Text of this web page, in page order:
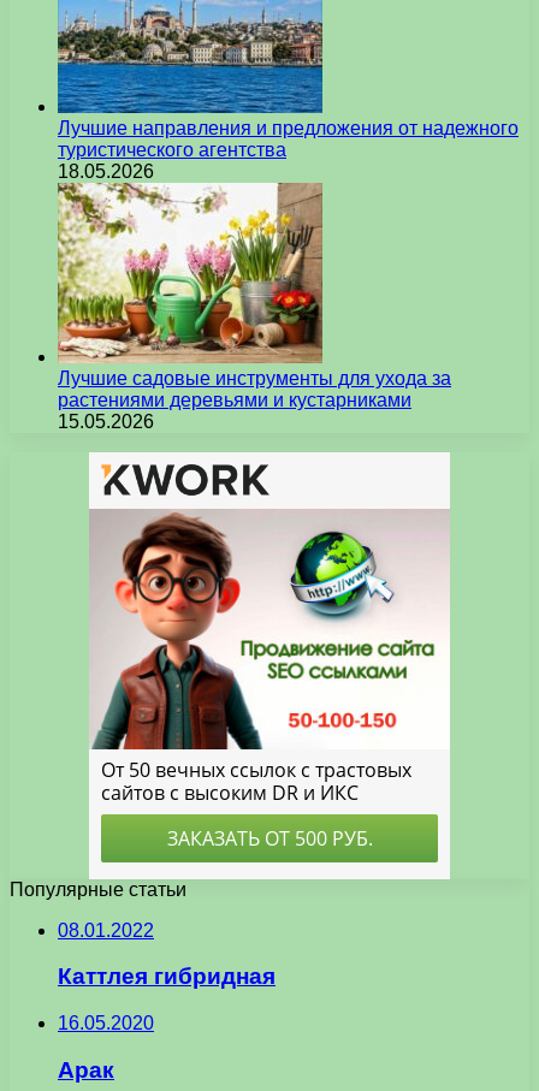
Лучшие направления и предложения от надежного
туристического агентства
18.05.2026
Лучшие садовые инструменты для ухода за
растениями деревьями и кустарниками
15.05.2026
Популярные статьи
08.01.2022
Каттлея гибридная
16.05.2020
Арак